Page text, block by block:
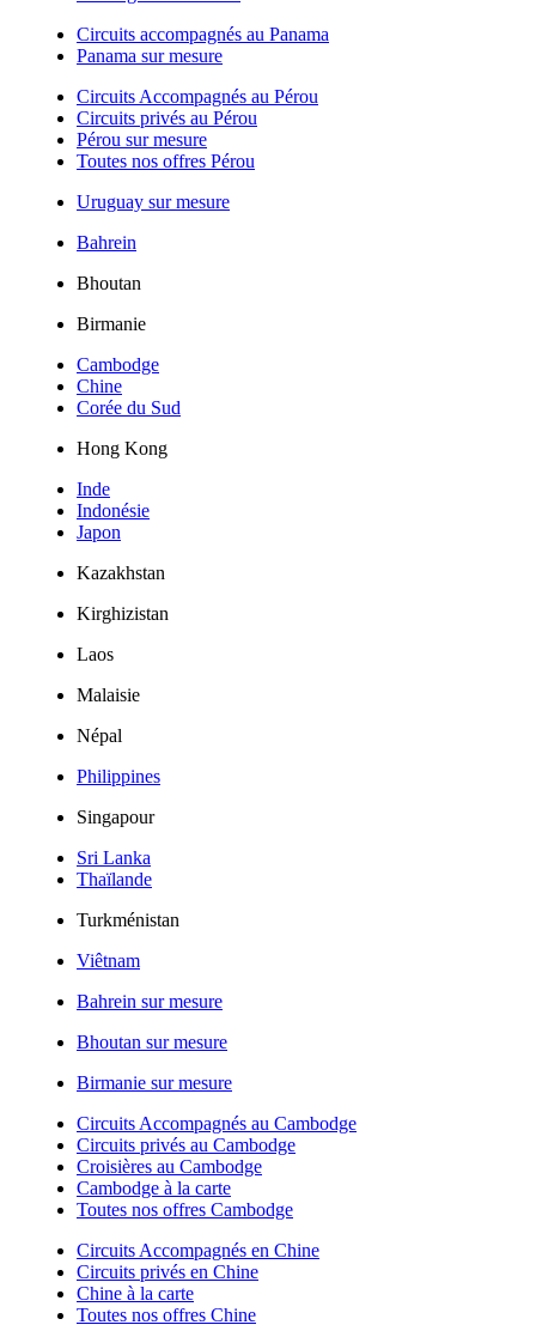
Circuits accompagnés au Panama
Panama sur mesure
Circuits Accompagnés au Pérou
Circuits privés au Pérou
Pérou sur mesure
Toutes nos offres Pérou
Uruguay sur mesure
Bahrein
Bhoutan
Birmanie
Cambodge
Chine
Corée du Sud
Hong Kong
Inde
Indonésie
Japon
Kazakhstan
Kirghizistan
Laos
Malaisie
Népal
Philippines
Singapour
Sri Lanka
Thaïlande
Turkménistan
Viêtnam
Bahrein sur mesure
Bhoutan sur mesure
Birmanie sur mesure
Circuits Accompagnés au Cambodge
Circuits privés au Cambodge
Croisières au Cambodge
Cambodge à la carte
Toutes nos offres Cambodge
Circuits Accompagnés en Chine
Circuits privés en Chine
Chine à la carte
Toutes nos offres Chine